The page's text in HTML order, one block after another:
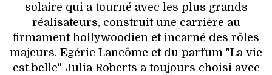
solaire qui a tourné avec les plus grands
réalisateurs, construit une carrière au
firmament hollywoodien et incarné des rôles
majeurs. Egérie Lancôme et du parfum "La vie
est belle" Julia Roberts a toujours choisi avec